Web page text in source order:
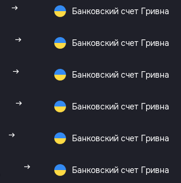
Банковский счет Гривна
Банковский счет Гривна
Банковский счет Гривна
Банковский счет Гривна
Банковский счет Гривна
Банковский счет Гривна